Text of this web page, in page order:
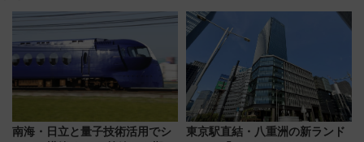
14日から 新車両「トキイロ」体
験ブースも アクセスや申込方法
を解説
ート 夕朝食ビュッフェ付きで
快適な船旅はいかが？
南海・日立と量子技術活用でシ
東京駅直結・八重洲の新ランド